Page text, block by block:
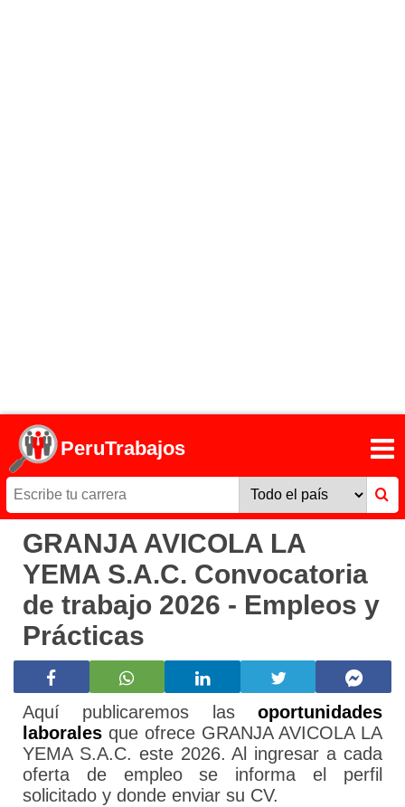
PeruTrabajos
GRANJA AVICOLA LA
YEMA S.A.C. Convocatoria
de trabajo 2026 - Empleos y
Prácticas
Aquí publicaremos las oportunidades
laborales que ofrece GRANJA AVICOLA LA
YEMA S.A.C. este 2026. Al ingresar a cada
oferta de empleo se informa el perfil
solicitado y donde enviar su CV.